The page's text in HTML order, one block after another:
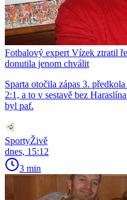
Fotbalový expert Vízek ztratil
donutila jenom chválit
Sparta otočila zápas 3.
2:1, a to v sestavě bez
byl paf.
SportyŽivě
dnes, 15:12
3 min